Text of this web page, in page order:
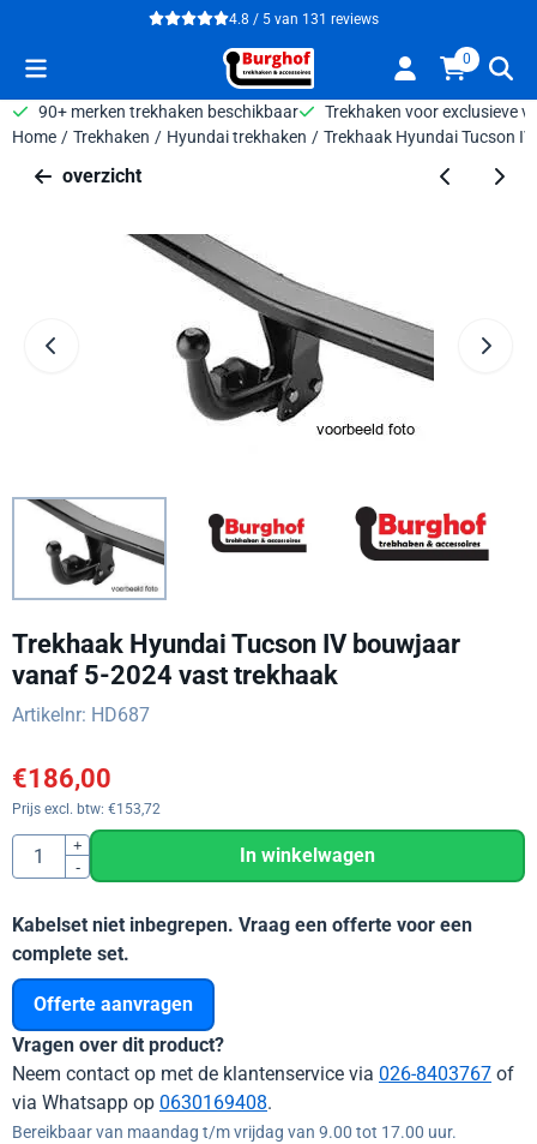
Cookievoorkeuren zijn beschikbaar. Kies instellingen of sta alle
4.8 / 5 van 131 reviews
0
90+ merken trekhaken beschikbaar
Trekhaken voor exclusieve
Home / Trekhaken / Hyundai trekhaken / Trekhaak Hyundai Tucson
overzicht
Trekhaak Hyundai Tucson IV bouwjaar
vanaf 5-2024 vast trekhaak
Artikelnr: HD687
€186,00
Prijs excl. btw: €153,72
Aantal
+
-
In winkelwagen
Kabelset niet inbegrepen. Vraag een offerte voor een
complete set.
Offerte aanvragen
Vragen over dit product?
Neem contact op met de klantenservice via 026-8403767 of
via Whatsapp op 0630169408.
Bereikbaar van maandag t/m vrijdag van 9.00 tot 17.00 uur.